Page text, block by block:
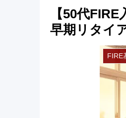
【50代
早期リタイ
FIRE